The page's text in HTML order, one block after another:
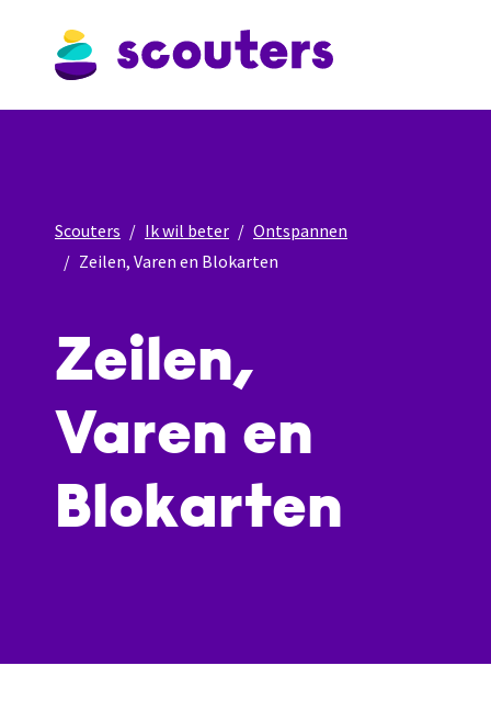
Scouters Ik wil beter
Ontspannen
Zeilen, Varen en Blokarten
Zeilen,
Varen en
Blokarten